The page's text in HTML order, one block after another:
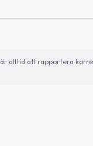
alltid att rapportera